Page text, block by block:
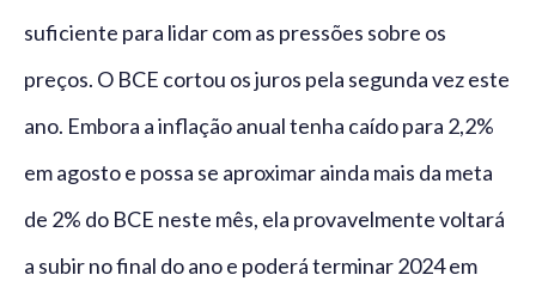
suficiente para lidar com as pressões sobre os
preços. O BCE cortou os juros pela segunda vez este
ano. Embora a inflação anual tenha caído para 2,2%
em agosto e possa se aproximar ainda mais da meta
de 2% do BCE neste mês, ela provavelmente voltará
a subir no final do ano e poderá terminar 2024 em